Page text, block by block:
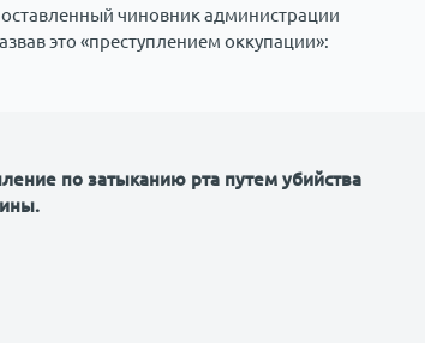
чиновник администрации
это «преступлением оккупации»:
по затыканию рта путем убийства